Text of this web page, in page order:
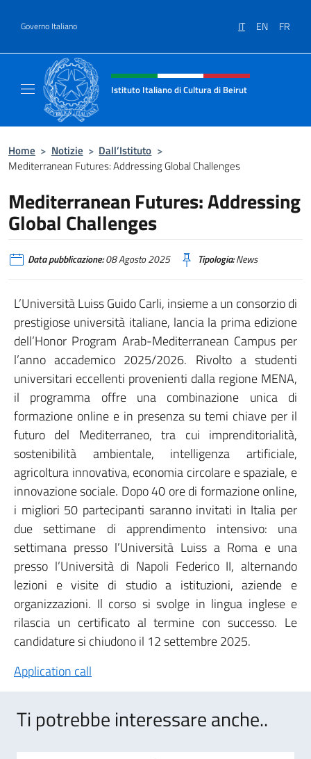
Governo Italiano IT EN FR
Intestazione sito, social e menù
Istituto Italiano di Cultura di Beirut
Home > Notizie > Dall’Istituto >
Mediterranean Futures: Addressing Global Challenges
Mediterranean Futures: Addressing
Global Challenges
Data pubblicazione:08 Agosto 2025 Tipologia:News
L’Università Luiss Guido Carli, insieme a un consorzio di
prestigiose università italiane, lancia la prima edizione
dell’Honor Program Arab-Mediterranean Campus per
l’anno accademico 2025/2026. Rivolto a studenti
universitari eccellenti provenienti dalla regione MENA,
il programma offre una combinazione unica di
formazione online e in presenza su temi chiave per il
futuro del Mediterraneo, tra cui imprenditorialità,
sostenibilità ambientale, intelligenza artificiale,
agricoltura innovativa, economia circolare e spaziale, e
innovazione sociale. Dopo 40 ore di formazione online,
i migliori 50 partecipanti saranno invitati in Italia per
due settimane di apprendimento intensivo: una
settimana presso l’Università Luiss a Roma e una
presso l’Università di Napoli Federico II, alternando
lezioni e visite di studio a istituzioni, aziende e
organizzazioni. Il corso si svolge in lingua inglese e
rilascia un certificato al termine con successo. Le
candidature si chiudono il 12 settembre 2025.
Application call
Ti potrebbe interessare anche..